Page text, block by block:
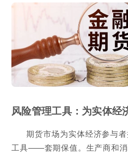
风险管理工具：为实体经
期货市场为实体经济参与
工具——套期保值。生产商和